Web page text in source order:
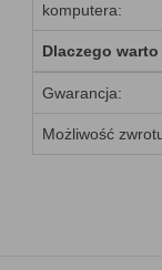
komputera:
Dlaczego
Gwarancja:
Możliwość